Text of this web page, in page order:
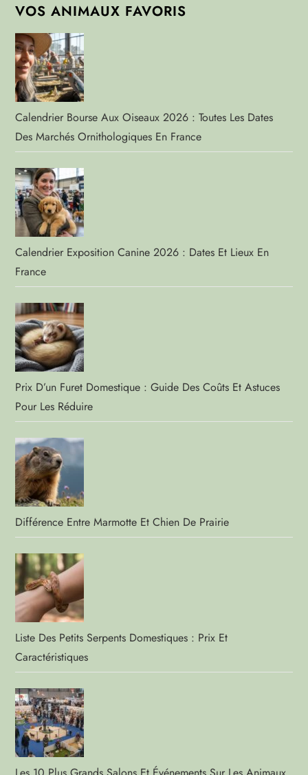
VOS ANIMAUX FAVORIS
Calendrier Bourse Aux Oiseaux 2026 : Toutes Les Dates
Des Marchés Ornithologiques En France
Calendrier Exposition Canine 2026 : Dates Et Lieux En
France
Prix D’un Furet Domestique : Guide Des Coûts Et Astuces
Pour Les Réduire
Différence Entre Marmotte Et Chien De Prairie
Liste Des Petits Serpents Domestiques : Prix Et
Caractéristiques